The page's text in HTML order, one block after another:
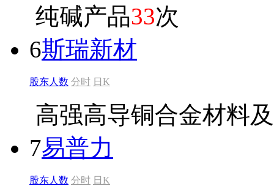
纯碱产品33次
6斯瑞新材
股东人数 分时 日K
高强高导铜合金材料
7易普力
股东人数 分时 日K